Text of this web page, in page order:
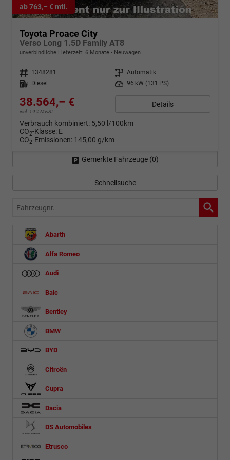
ab 763,– € mtl.
Toyota Proace City
Verso Long 1.5D Family AT8
unverbindliche Lieferzeit: 6 Monate Neuwagen
Fahrzeugnr. 1348281 Getriebe Automatik
Kraftstoff
Diesel Leistung 96 kW (131 PS)
38.564,– €
incl. 19% MwSt.
Details
Verbrauch kombiniert: 5,50 l/100km
CO2-Klasse: E
CO2-Emissionen: 145,00 g/km
Gemerkte Fahrzeuge (0)
Schnellsuche
Fahrzeugnr.
Abarth
Alfa Romeo
Audi
Baic
Bentley
BMW
BYD
Citroën
Cupra
Dacia
DS Automobiles
Etrusco